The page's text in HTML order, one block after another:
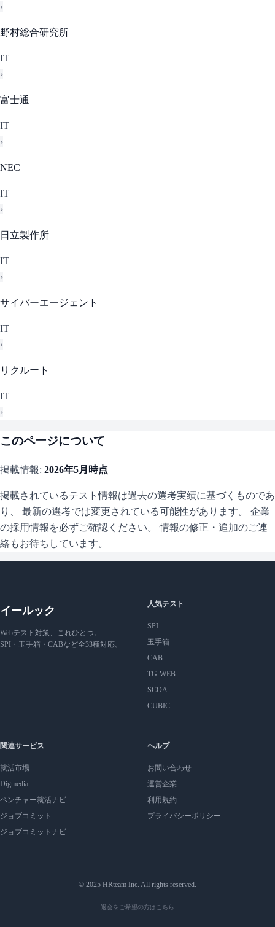
›
野村総合研究所
IT
›
富士通
IT
›
NEC
IT
›
日立製作所
IT
›
サイバーエージェント
IT
›
リクルート
IT
›
このページについて
掲載情報: 2026年5月 時点
掲載されているテスト情報は過去の選考実績に基づくものであ
り、 最新の選考では変更されている可能性があります。 企業
の採用情報を必ずご確認ください。 情報の修正・追加のご連
絡もお待ちしています。
イールック
Webテスト対策、これひとつ。
SPI・玉手箱・CABなど全33種対応。
人気テスト
SPI
玉手箱
CAB
TG-WEB
SCOA
CUBIC
関連サービス
就活市場
Digmedia
ベンチャー就活ナビ
ジョブコミット
ジョブコミットナビ
ヘルプ
お問い合わせ
運営企業
利用規約
プライバシーポリシー
© 2025 HRteam Inc. All rights reserved.
退会をご希望の方はこちら